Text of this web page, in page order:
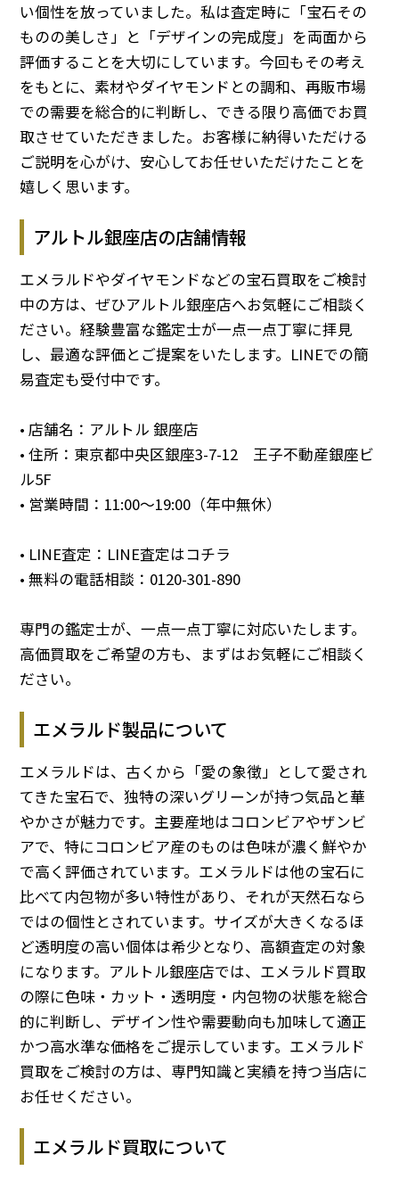
い個性を放っていました。私は査定時に「宝石その
ものの美しさ」と「デザインの完成度」を両面から
評価することを大切にしています。今回もその考え
をもとに、素材やダイヤモンドとの調和、再販市場
での需要を総合的に判断し、できる限り高価でお買
取させていただきました。お客様に納得いただける
ご説明を心がけ、安心してお任せいただけたことを
嬉しく思います。
アルトル銀座店の店舗情報
エメラルドやダイヤモンドなどの宝石買取をご検討
中の方は、ぜひアルトル銀座店へお気軽にご相談く
ださい。経験豊富な鑑定士が一点一点丁寧に拝見
し、最適な評価とご提案をいたします。LINEでの簡
易査定も受付中です。
• 店舗名：アルトル 銀座店
• 住所：東京都中央区銀座3-7-12 王子不動産銀座ビ
ル5F
• 営業時間：11:00～19:00（年中無休）
• LINE査定： LINE査定はコチラ
• 無料の電話相談： 0120-301-890
専門の鑑定士が、一点一点丁寧に対応いたします。
高価買取をご希望の方も、まずはお気軽にご相談く
ださい。
エメラルド製品について
エメラルドは、古くから「愛の象徴」として愛され
てきた宝石で、独特の深いグリーンが持つ気品と華
やかさが魅力です。主要産地はコロンビアやザンビ
アで、特にコロンビア産のものは色味が濃く鮮やか
で高く評価されています。エメラルドは他の宝石に
比べて内包物が多い特性があり、それが天然石なら
ではの個性とされています。サイズが大きくなるほ
ど透明度の高い個体は希少となり、高額査定の対象
になります。アルトル銀座店では、エメラルド買取
の際に色味・カット・透明度・内包物の状態を総合
的に判断し、デザイン性や需要動向も加味して適正
かつ高水準な価格をご提示しています。エメラルド
買取をご検討の方は、専門知識と実績を持つ当店に
お任せください。
エメラルド買取について